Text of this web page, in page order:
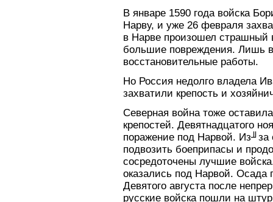
В январе 1590 года войска
Нарву, и уже 26 февраля
в Нарве произошел страшный
большие повреждения. Лишь в
восстановительные работы.
Но Россия недолго владела
захватили крепость и
Северная война тоже
крепостей. Девятнадцатого
поражение под Нарвой. Из╜за
подвозить боеприпасы и
сосредоточены лучшие
оказались под Нарвой. Осада
Девятого августа после
русские войска пошли на